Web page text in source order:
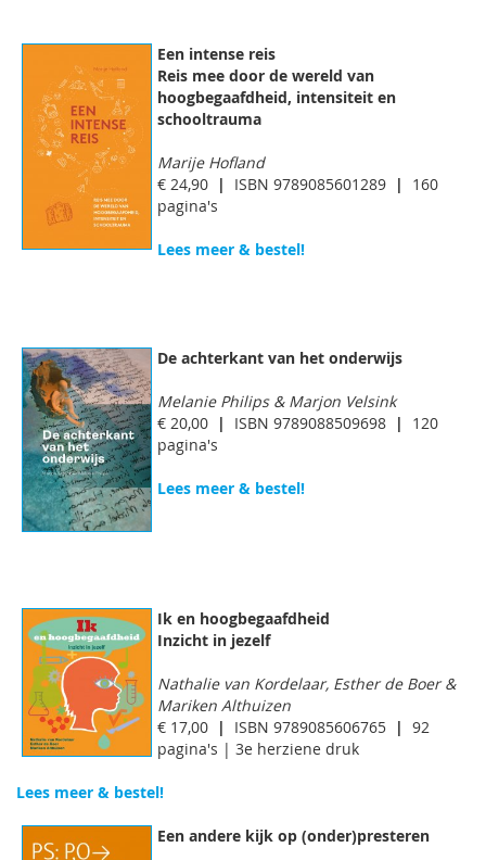
Een intense reis
Reis mee door de wereld van
hoogbegaafdheid, intensiteit en
schooltrauma
Marije Hofland
€ 24,90 | ISBN 9789085601289 |
160
pagina's
Lees meer & bestel!
De achterkant van het onderwijs
Melanie Philips & Marjon Velsink
€ 20,00 | ISBN 9789088509698 |
120
pagina's
Lees meer & bestel!
Ik en hoogbegaafdheid
Inzicht in jezelf
Nathalie van Kordelaar, Esther de Boer &
Mariken Althuizen
€ 17,00 | ISBN 9789085606765 | 92
pagina's | 3e herziene druk
Lees meer & bestel!
Een andere kijk op (onder)presteren